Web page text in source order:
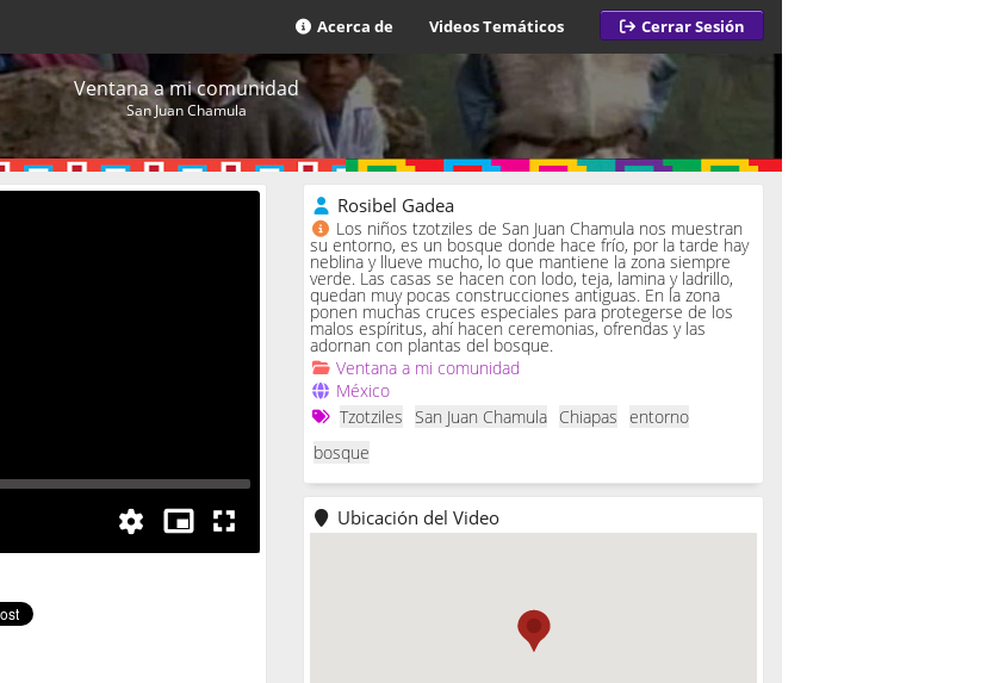
Acerca de Videos Temáticos Cerrar Sesión
Ventana a mi comunidad
San Juan Chamula
Rosibel Gadea
Los niños tzotziles de San Juan Chamula nos muestran
su entorno, es un bosque donde hace frío, por la tarde hay
neblina y llueve mucho, lo que mantiene la zona siempre
verde. Las casas se hacen con lodo, teja, lamina y ladrillo,
quedan muy pocas construcciones antiguas. En la zona
ponen muchas cruces especiales para protegerse de los
malos espíritus, ahí hacen ceremonias, ofrendas y las
adornan con plantas del bosque.
Ventana a mi comunidad
México
Tzotziles San Juan Chamula Chiapas entorno
bosque
Ubicación del Video